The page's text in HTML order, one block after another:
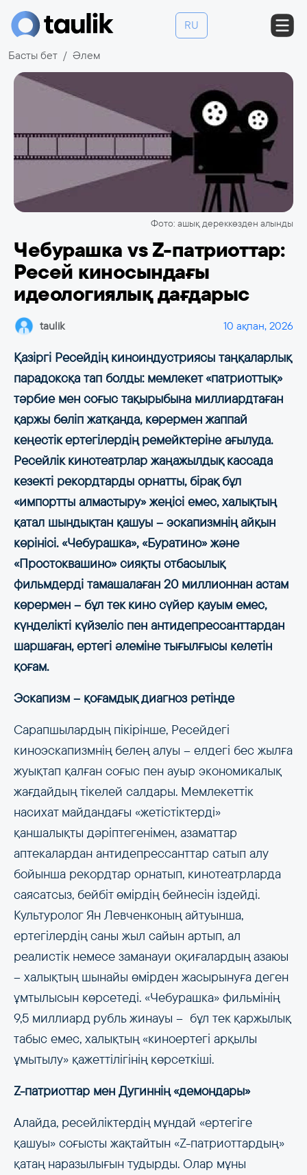
RU
Басты бет Әлем
Фото: ашық дереккөзден алынды
Чебурашка vs Z-патриоттар:
Ресей киносындағы
идеологиялық дағдарыс
taulik 10 ақпан, 2026
Қазіргі Ресейдің киноиндустриясы таңқаларлық
парадоксқа тап болды: мемлекет «патриоттық»
тәрбие мен соғыс тақырыбына миллиардтаған
қаржы бөліп жатқанда, көрермен жаппай
кеңестік ертегілердің ремейктеріне ағылуда.
Ресейлік кинотеатрлар жаңажылдық кассада
кезекті рекордтарды орнатты, бірақ бұл
«импортты алмастыру» жеңісі емес, халықтың
қатал шындықтан қашуы – эскапизмнің айқын
көрінісі. «Чебурашка», «Буратино» және
«Простоквашино» сияқты отбасылық
фильмдерді тамашалаған 20 миллионнан астам
көрермен – бұл тек кино сүйер қауым емес,
күнделікті күйзеліс пен антидепрессанттардан
шаршаған, ертегі әлеміне тығылғысы келетін
қоғам.
Эскапизм –​​​​​​​ қоғамдық диагноз ретінде
Сарапшылардың пікірінше, Ресейдегі
киноэскапизмнің белең алуы –​​​​​​​ елдегі бес жылға
жуықтап қалған соғыс пен ауыр экономикалық
жағдайдың тікелей салдары. Мемлекеттік
насихат майдандағы «жетістіктерді»
қаншалықты дәріптегенімен, азаматтар
аптекалардан антидепрессанттар сатып алу
бойынша рекордтар орнатып, кинотеатрларда
саясатсыз, бейбіт өмірдің бейнесін іздейді.
Культуролог Ян Левченконың айтуынша,
ертегілердің саны жыл сайын артып, ал
реалистік немесе заманауи оқиғалардың азаюы
– халықтың шынайы өмірден жасырынуға деген
ұмтылысын көрсетеді. «Чебурашка» фильмінің
9,5 миллиард рубль жинауы –​​​​​​​ бұл тек қаржылық
табыс емес, халықтың «киноертегі арқылы
ұмытылу» қажеттілігінің көрсеткіші.
Z-патриоттар мен Дугиннің «демондары»
Алайда, ресейліктердің мұндай «ертегіге
қашуы» соғысты жақтайтын «Z-патриоттардың»
қатаң наразылығын тудырды. Олар мұны